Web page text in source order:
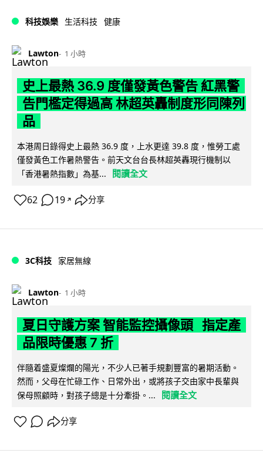
科技娛樂 生活科技 健康
Lawton 1 小時
史上最熱 36.9 度僅發黃色警告 紅黑警
告門檻定得過高 林超英轟制度形同陳列
品
本港周日錄得史上最熱 36.9 度，上水更達 39.8 度，惟勞工處
僅發黃色工作暑熱警告。前天文台台長林超英轟現行機制以
「香港暑熱指數」為基...
閱讀全文
62 19 ↗ 分享
3C科技 家居無線
Lawton 1 小時
夏日守護方案 智能監控攝像頭 指定產
品限時優惠 7 折
伴隨着盛夏燦爛的陽光，不少人已著手規劃豐富的暑期活動。
然而，父母在忙碌工作、日常外出，或將孩子交由家中長輩與
保母照顧時，對孩子總是十分牽掛。...
閱讀全文
分享